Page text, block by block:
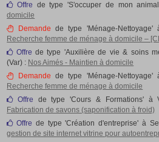
Offre de type 'S'occuper de mon
domicile
Demande de type 'Ménage-Nettoyage'
Recherche femme de ménage à domicile –
Offre de type 'Auxilière de vie & soins
(Var) : Nos Aimés - Maintien à domicile
Demande de type 'Ménage-Nettoyage'
Recherche femme de ménage à domicile
Offre de type 'Cours & Formations' à
Fabrication de savons (saponification à froid)
Offre de type 'Création d'entreprise' à
gestion de site internet vitrine pour